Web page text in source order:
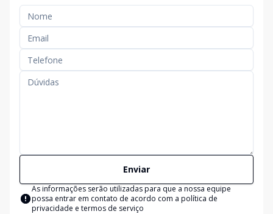
Enviar
As informações serão utilizadas para que a nossa equipe
possa entrar em contato de acordo com a política de
privacidade e termos de serviço